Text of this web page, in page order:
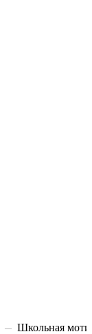
Школьная